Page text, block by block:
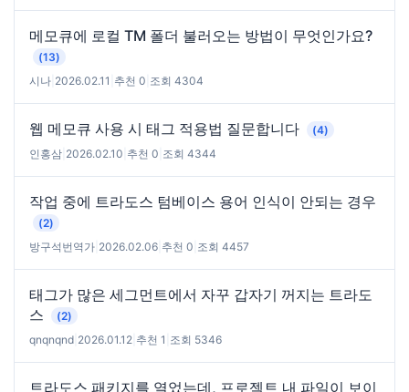
메모큐에 로컬 TM 폴더 불러오는 방법이 무엇인가요?
(13)
시나 2026.02.11 추천 0 조회 4304
웹 메모큐 사용 시 태그 적용법 질문합니다
(4)
인홍삼 2026.02.10 추천 0 조회 4344
작업 중에 트라도스 텀베이스 용어 인식이 안되는 경우
(2)
방구석번역가 2026.02.06 추천 0 조회 4457
태그가 많은 세그먼트에서 자꾸 갑자기 꺼지는 트라도
스
(2)
qnqnqnd 2026.01.12 추천 1 조회 5346
트라도스 패키지를 열었는데, 프로젝트 내 파일이 보이